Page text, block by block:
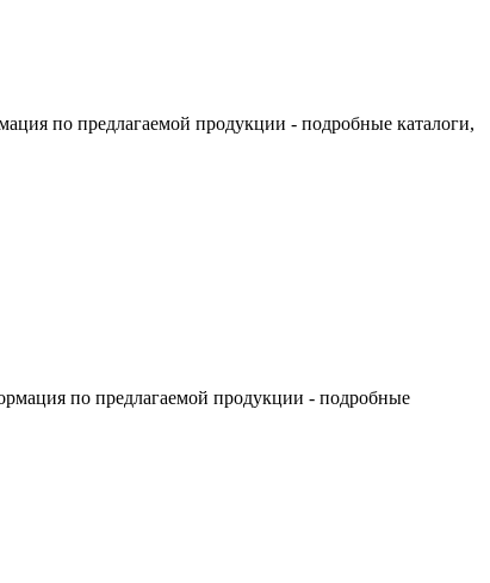
по предлагаемой продукции - подробные каталоги,
по предлагаемой продукции - подробные